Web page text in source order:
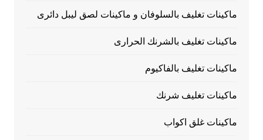
ماكينات تغليف بالسلوفان و ماكينات لصق ليبل دائرى
ماكينات تغليف بالشرنك الحرارى
ماكينات تغليف بالفاكيوم
ماكينات تغليف شرنك
ماكينات غلق اكواب